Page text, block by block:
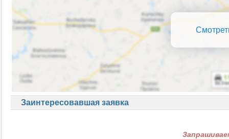
Заинтересовавшая заявка